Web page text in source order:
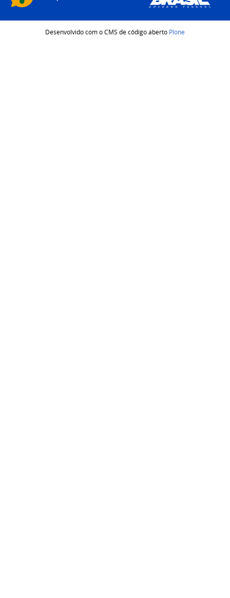
Desenvolvido com o CMS de código aberto Plone